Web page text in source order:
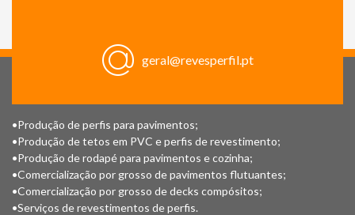
geral@revesperfil.pt
•Produção de perfis para pavimentos;
•Produção de tetos em PVC e perfis de revestimento;
•Produção de rodapé para pavimentos e cozinha;
•Comercialização por grosso de pavimentos flutuantes;
•Comercialização por grosso de decks compósitos;
•Serviços de revestimentos de perfis.